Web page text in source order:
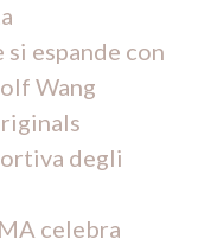
espande con
Wang
degli
celebra